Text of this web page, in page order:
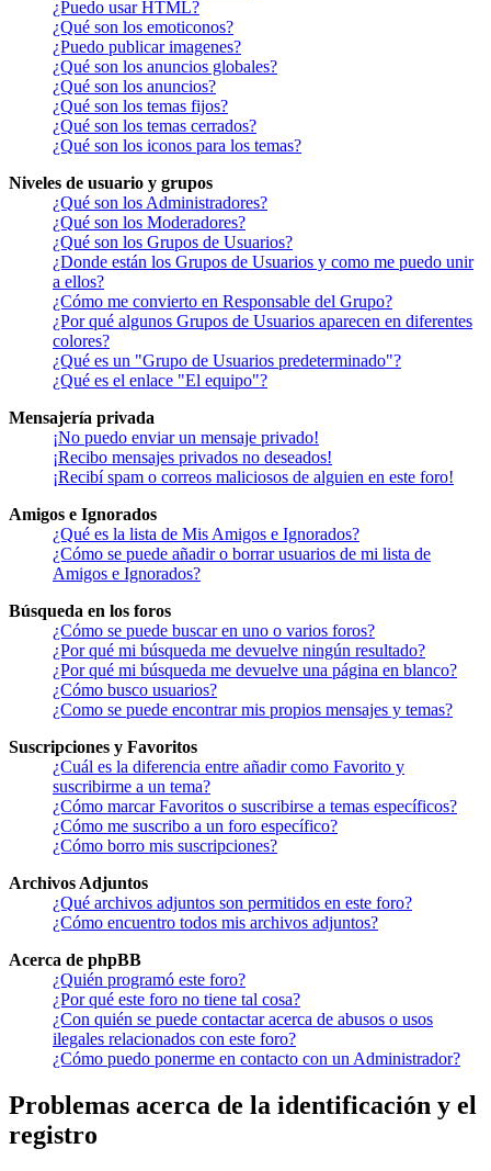
¿Puedo usar HTML?
¿Qué son los emoticonos?
¿Puedo publicar imagenes?
¿Qué son los anuncios globales?
¿Qué son los anuncios?
¿Qué son los temas fijos?
¿Qué son los temas cerrados?
¿Qué son los iconos para los temas?
Niveles de usuario y grupos
¿Qué son los Administradores?
¿Qué son los Moderadores?
¿Qué son los Grupos de Usuarios?
¿Donde están los Grupos de Usuarios y como me puedo unir
a ellos?
¿Cómo me convierto en Responsable del Grupo?
¿Por qué algunos Grupos de Usuarios aparecen en diferentes
colores?
¿Qué es un "Grupo de Usuarios predeterminado"?
¿Qué es el enlace "El equipo"?
Mensajería privada
¡No puedo enviar un mensaje privado!
¡Recibo mensajes privados no deseados!
¡Recibí spam o correos maliciosos de alguien en este foro!
Amigos e Ignorados
¿Qué es la lista de Mis Amigos e Ignorados?
¿Cómo se puede añadir o borrar usuarios de mi lista de
Amigos e Ignorados?
Búsqueda en los foros
¿Cómo se puede buscar en uno o varios foros?
¿Por qué mi búsqueda me devuelve ningún resultado?
¿Por qué mi búsqueda me devuelve una página en blanco?
¿Cómo busco usuarios?
¿Como se puede encontrar mis propios mensajes y temas?
Suscripciones y Favoritos
¿Cuál es la diferencia entre añadir como Favorito y
suscribirme a un tema?
¿Cómo marcar Favoritos o suscribirse a temas específicos?
¿Cómo me suscribo a un foro específico?
¿Cómo borro mis suscripciones?
Archivos Adjuntos
¿Qué archivos adjuntos son permitidos en este foro?
¿Cómo encuentro todos mis archivos adjuntos?
Acerca de phpBB
¿Quién programó este foro?
¿Por qué este foro no tiene tal cosa?
¿Con quién se puede contactar acerca de abusos o usos
ilegales relacionados con este foro?
¿Cómo puedo ponerme en contacto con un Administrador?
Problemas acerca de la identificación y el
registro